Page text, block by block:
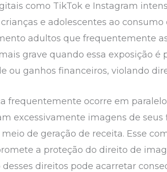
como TikTok e Instagram
e adolescentes ao
adultos que frequentemente
grave quando essa exposição
ou ganhos financeiros, violando
frequentemente ocorre em
excessivamente imagens de seus
de geração de receita. Esse
a proteção do direito de
desses direitos pode acarretar